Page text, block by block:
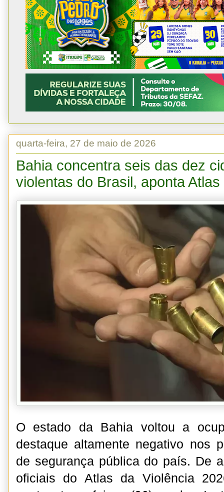
quarta-feira, 27 de maio de 2026
Bahia concentra seis das dez
violentas do Brasil, aponta
O estado da Bahia voltou a
destaque altamente negativo nos
de segurança pública do país. De
oficiais do Atlas da Violência